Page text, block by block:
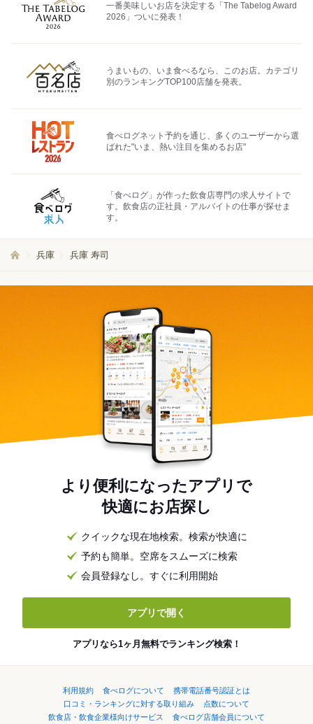
一番美味しいお店を決定する「The Tabelog Award
2026」ついに発表！
うまいもの、いま食べるなら、このお店。カテゴリ
別のランキングTOP100店舗を発表。
食べログネット予約を通じ、多くのユーザーから選
ばれた"いま、熱い注目を集めるお店"
「食べログ」が作った飲食店専門の求人サイトで
す。飲食店の正社員・アルバイトの仕事が探せま
す。
兵庫 兵庫 寿司
より便利になったアプリで
快適にお店探し
クイックな現在地検索。検索が快適に
予約も簡単。空席をスムーズに検索
会員登録なし。すぐに利用開始
アプリで開く
アプリなら1ヶ月無料でランキング検索！
利用規約 食べログについて
携帯電話番号認証とは
口コミ・ランキングに対する取り組み
点数について
飲食店・飲食企業様向けサービス
食べログ店舗会員について